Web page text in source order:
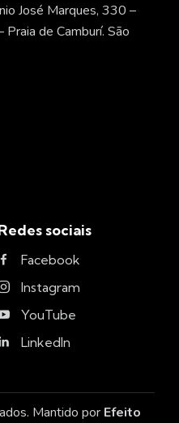
José Marques, 330 –
de Camburí. São
sociais
Facebook
Instagram
YouTube
LinkedIn
Mantido por Efeito